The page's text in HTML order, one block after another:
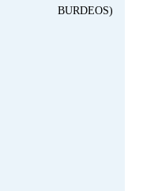
BURDEOS)